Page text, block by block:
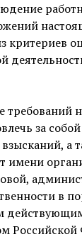
критериев
требований
за
а
имени
в